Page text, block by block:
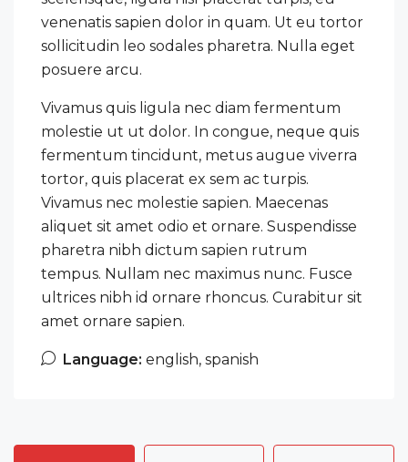
venenatis sapien dolor in quam. Ut eu tortor
sollicitudin leo sodales pharetra. Nulla eget
posuere arcu.
Vivamus quis ligula nec diam fermentum
molestie ut ut dolor. In congue, neque quis
fermentum tincidunt, metus augue viverra
tortor, quis placerat ex sem ac turpis.
Vivamus nec molestie sapien. Maecenas
aliquet sit amet odio et ornare. Suspendisse
pharetra nibh dictum sapien rutrum
tempus. Nullam nec maximus nunc. Fusce
ultrices nibh id ornare rhoncus. Curabitur sit
amet ornare sapien.
Language: english, spanish